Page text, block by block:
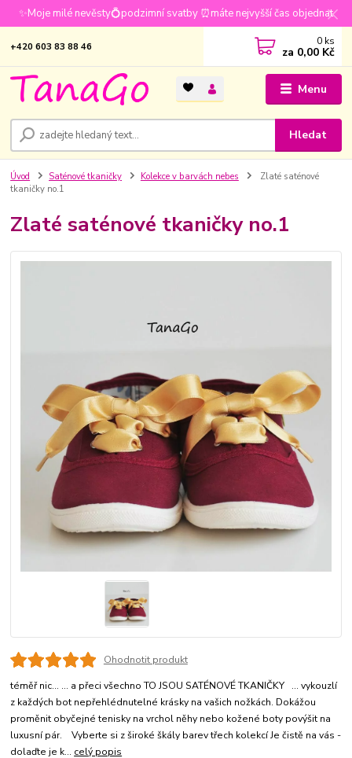
✨Moje milé nevěsty💍podzimní svatby ⏰máte nejvyšší čas objednat
Menu
Hledat
+420 603 83 88 46 0 ks
za 0,00 Kč
Úvod Saténové tkaničky Kolekce v barvách nebes
Zlaté saténové
tkaničky no.1
Zlaté saténové tkaničky no.1
Ohodnotit produkt
téměř nic... ... a přeci všechno TO JSOU SATÉNOVÉ TKANIČKY ... vykouzlí
z každých bot nepřehlédnutelné krásky na vašich nožkách. Dokážou
proměnit obyčejné tenisky na vrchol něhy nebo kožené boty povýšit na
luxusní pár. Vyberte si z široké škály barev třech kolekcí Je čistě na vás -
dolaďte je k... celý popis